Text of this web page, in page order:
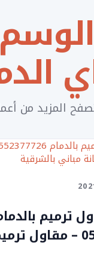
المزيد من
ترميم
0552377726 –